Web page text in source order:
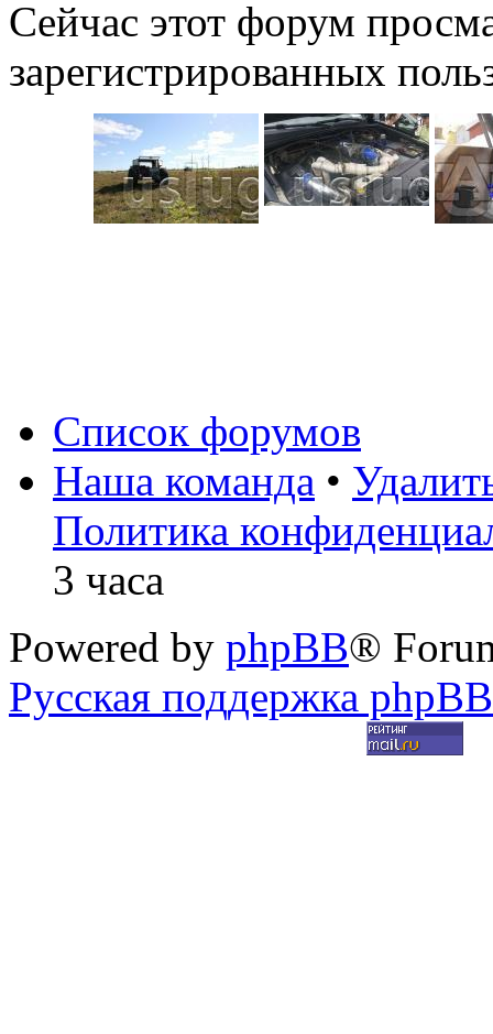
Сейчас этот форум
зарегистрированных
Список форумов
Наша команда •
Политика
3 часа
Powered by phpBB®
Русская поддержка phpBB